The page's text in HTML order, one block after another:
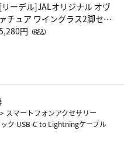
[リーデル]JALオリジナル オヴ
ァチュア ワイングラス2脚セッ
（レッドワイン）
円 （税込）
> スマートフォンアクセサリー
ク USB-C to Lightningケーブル